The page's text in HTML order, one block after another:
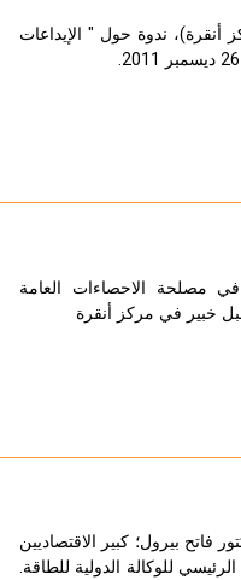
أنقرة)، ندوة حول " الإيداعات
في مصلحة الاحصاءات العامة
بشأن توقعات الطاقة العالمية لعام 2012، والتي قدمها الدكتور فاتح بيرول؛ كبير الاقتصاديين
للوكالة الدولية للطاقة.